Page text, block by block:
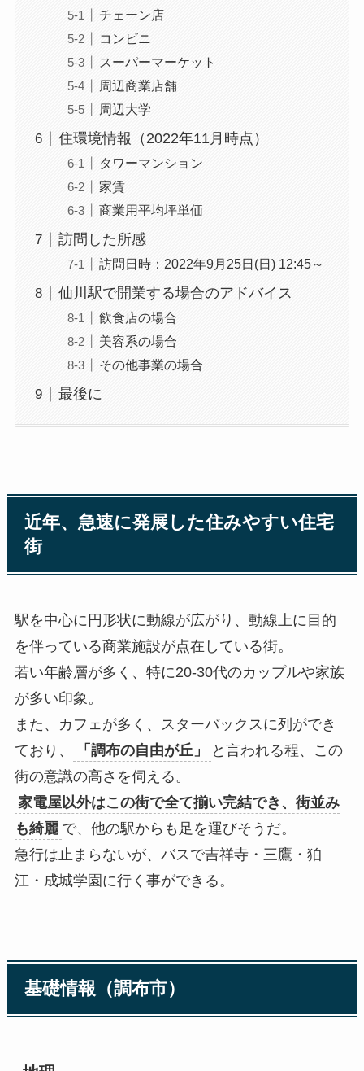
チェーン店
コンビニ
スーパーマーケット
周辺商業店舗
周辺大学
住環境情報（2022年11月時点）
タワーマンション
家賃
商業用平均坪単価
訪問した所感
訪問日時：2022年9月25日(日) 12:45～
仙川駅で開業する場合のアドバイス
飲食店の場合
美容系の場合
その他事業の場合
最後に
近年、急速に発展した住みやすい住宅
街
駅を中心に円形状に動線が広がり、動線上に目的
を伴っている商業施設が点在している街。
若い年齢層が多く、特に20-30代のカップルや家族
が多い印象。
また、カフェが多く、スターバックスに列ができ
ており、
「調布の自由が丘」
と言われる程、この
街の意識の高さを伺える。
家電屋以外はこの街で全て揃い完結でき、街並み
も綺麗 で、他の駅からも足を運びそうだ。
急行は止まらないが、バスで吉祥寺・三鷹・狛
江・成城学園に行く事ができる。
基礎情報（調布市）